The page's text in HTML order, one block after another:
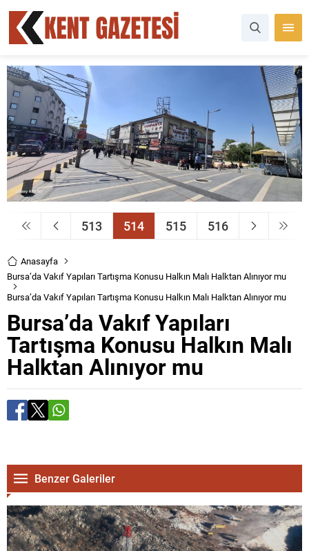
513 514 515 516
Anasayfa
Bursa’da Vakıf Yapıları Tartışma Konusu Halkın Malı Halktan Alınıyor mu
Bursa’da Vakıf Yapıları Tartışma Konusu Halkın Malı Halktan Alınıyor mu
Bursa’da Vakıf Yapıları
Tartışma Konusu Halkın Malı
Halktan Alınıyor mu
Benzer Galeriler